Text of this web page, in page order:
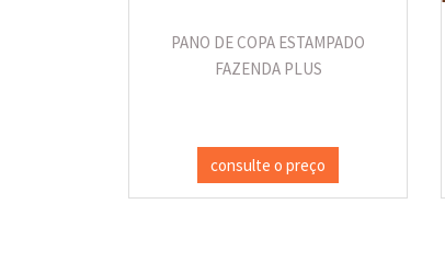
PANO DE COPA ESTAMPADO
FAZENDA PLUS
consulte o preço